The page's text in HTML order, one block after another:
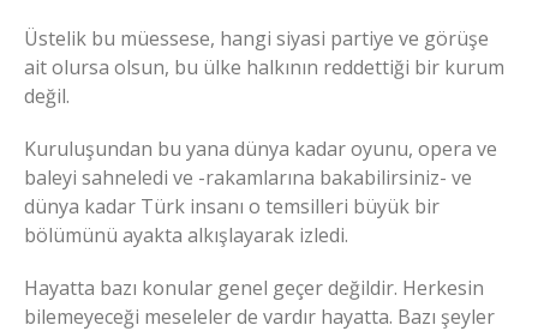
Üstelik bu müessese, hangi siyasi partiye ve görüşe
ait olursa olsun, bu ülke halkının reddettiği bir kurum
değil.
Kuruluşundan bu yana dünya kadar oyunu, opera ve
baleyi sahneledi ve -rakamlarına bakabilirsiniz- ve
dünya kadar Türk insanı o temsilleri büyük bir
bölümünü ayakta alkışlayarak izledi.
Hayatta bazı konular genel geçer değildir. Herkesin
bilemeyeceği meseleler de vardır hayatta. Bazı şeyler